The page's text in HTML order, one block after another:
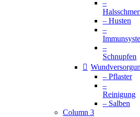
–
– Husten
–
–
Schnupfen
– Pflaster
–
Reinigung
– Salben
Column 3